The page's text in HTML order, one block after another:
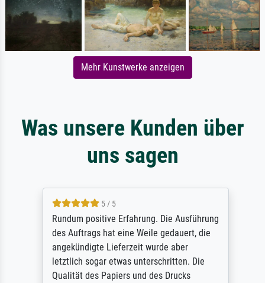
Mehr Kunstwerke anzeigen
Was unsere Kunden über
uns sagen
5 / 5
Rundum positive Erfahrung. Die Ausführung
des Auftrags hat eine Weile gedauert, die
angekündigte Lieferzeit wurde aber
letztlich sogar etwas unterschritten. Die
Qualität des Papiers und des Drucks